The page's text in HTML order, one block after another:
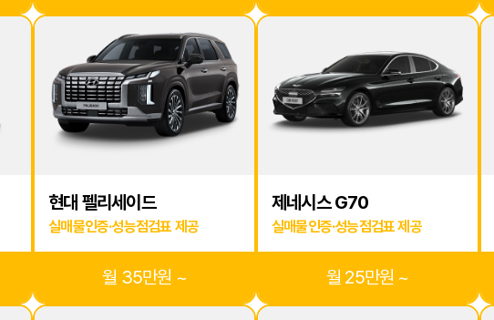
2026.08.04
***
상담중
2026.08.04
2026.08.03
상담중
2026.08.03
상담중
2026.08.02
2026.08.02
상담중
2026.08.01
상담중
2026.08.01
***
상담중
현대 펠리세이드
실매물인증·성능점검표 제공
월 35만원 ~
제네시스 G70
실매물인증·성능점검표 제공
월 25만원 ~